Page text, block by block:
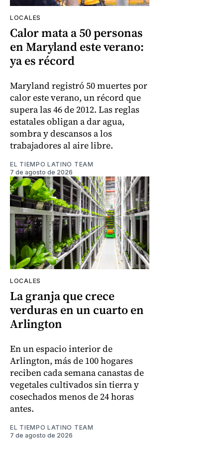
LOCALES
Calor mata a 50 personas
en Maryland este verano:
ya es récord
Maryland registró 50 muertes por
calor este verano, un récord que
supera las 46 de 2012. Las reglas
estatales obligan a dar agua,
sombra y descansos a los
trabajadores al aire libre.
EL TIEMPO LATINO TEAM
7 de agosto de 2026
LOCALES
La granja que crece
verduras en un cuarto en
Arlington
En un espacio interior de
Arlington, más de 100 hogares
reciben cada semana canastas de
vegetales cultivados sin tierra y
cosechados menos de 24 horas
antes.
EL TIEMPO LATINO TEAM
7 de agosto de 2026